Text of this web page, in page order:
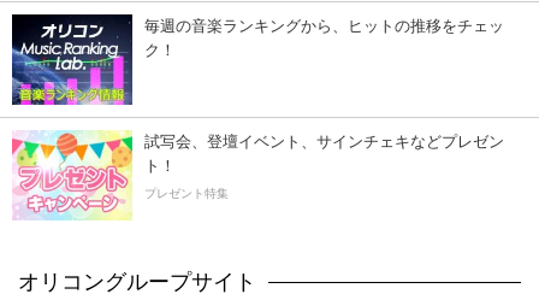
毎週の音楽ランキングから、ヒットの推移をチェッ
ク！
試写会、登壇イベント、サインチェキなどプレゼン
ト！
プレゼント特集
オリコングループサイト